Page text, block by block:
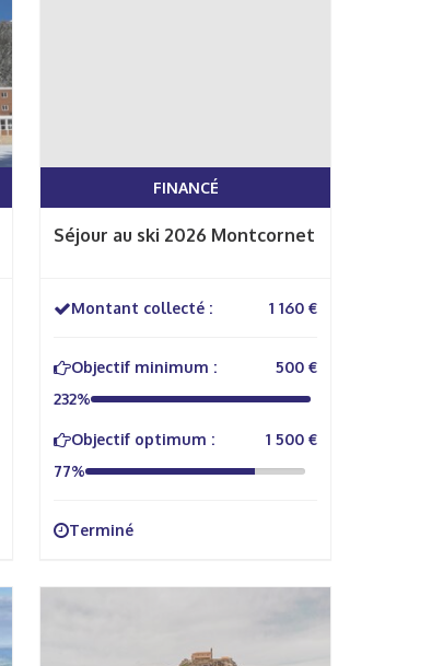
FINANCÉ
Séjour au ski 2026 Montcornet
Montant collecté : 1 160 €
Objectif minimum :
500 €
232%
Objectif optimum :
1 500 €
77%
Terminé